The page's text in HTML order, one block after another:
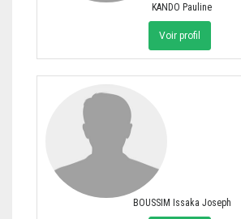
KANDO Pauline
Voir profil
BOUSSIM Issaka Joseph